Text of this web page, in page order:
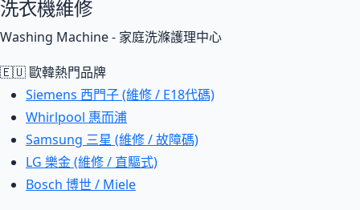
洗衣機維修
Washing Machine - 家庭洗滌護理中心
🇪🇺 歐韓熱門品牌
Siemens 西門子 (維修 / E18代碼)
Whirlpool 惠而浦
Samsung 三星 (維修 / 故障碼)
LG 樂金 (維修 / 直驅式)
Bosch 博世 / Miele